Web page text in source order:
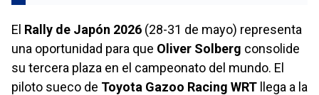
El Rally de Japón 2026 (28-31 de mayo) representa
una oportunidad para que Oliver Solberg consolide
su tercera plaza en el campeonato del mundo. El
piloto sueco de Toyota Gazoo Racing WRT llega a la